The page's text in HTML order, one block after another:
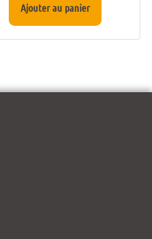
Ajouter au panier